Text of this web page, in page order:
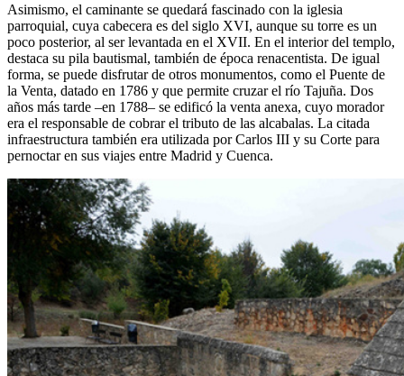
Asimismo, el caminante se quedará fascinado con la iglesia
parroquial, cuya cabecera es del siglo XVI, aunque su torre es un
poco posterior, al ser levantada en el XVII. En el interior del templo,
destaca su pila bautismal, también de época renacentista. De igual
forma, se puede disfrutar de otros monumentos, como el Puente de
la Venta, datado en 1786 y que permite cruzar el río Tajuña. Dos
años más tarde –en 1788– se edificó la venta anexa, cuyo morador
era el responsable de cobrar el tributo de las alcabalas. La citada
infraestructura también era utilizada por Carlos III y su Corte para
pernoctar en sus viajes entre Madrid y Cuenca.